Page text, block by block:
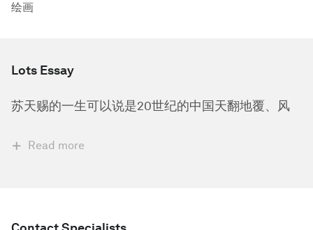
绘画
Lots Essay
苏天赐的一生可以说是20世纪的中国天翻地覆、风
Read more